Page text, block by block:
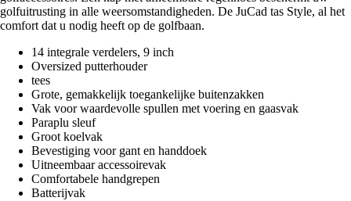
golfuitrusting in alle weersomstandigheden. De JuCad tas Style, al het
comfort dat u nodig heeft op de golfbaan.
14 integrale verdelers, 9 inch
Oversized putterhouder
tees
Grote, gemakkelijk toegankelijke buitenzakken
Vak voor waardevolle spullen met voering en gaasvak
Paraplu sleuf
Groot koelvak
Bevestiging voor gant en handdoek
Uitneembaar accessoirevak
Comfortabele handgrepen
Batterijvak